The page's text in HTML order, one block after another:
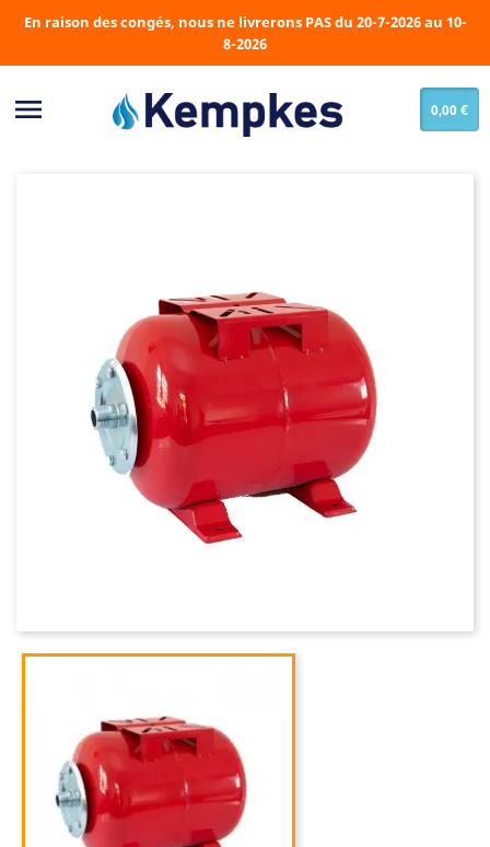
En raison des congés, nous ne livrerons PAS du 20-7-2026 au 10-
8-2026
 0,00 €